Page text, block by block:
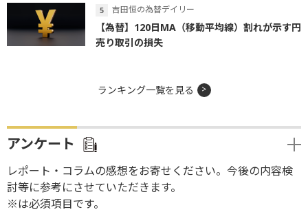
吉田恒の為替デイリー
【為替】120日MA（移動平均線）割れが示す円
売り取引の損失
ランキング一覧を見る
アンケート
レポート・コラムの感想をお寄せください。今後の内容検
討等に参考にさせていただきます。
※は必須項目です。